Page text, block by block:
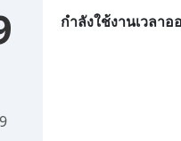
กำลังใช้งานเวลาอ